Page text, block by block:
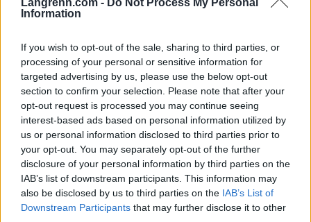
Langrenn.com - Do Not Process My Personal
Information
If you wish to opt-out of the sale, sharing to third parties, or
processing of your personal or sensitive information for
targeted advertising by us, please use the below opt-out
section to confirm your selection. Please note that after your
opt-out request is processed you may continue seeing
interest-based ads based on personal information utilized by
us or personal information disclosed to third parties prior to
your opt-out. You may separately opt-out of the further
disclosure of your personal information by third parties on the
IAB’s list of downstream participants. This information may
also be disclosed by us to third parties on the IAB’s List of
Downstream Participants that may further disclose it to other
kontanter har forsvunnet, og Lou Jeanmonnot har
Men ingen av disse har anmeldt noe formelt, skrev
landslaget på sinnettsidefredag kveld.
Kan få enorme konsekvenser
Det franske skiforbundet (FFS) skal nå vurdere
hva de skal foreta seg i saken. sier i en
pressemelding umiddelbart etter rettsaken på 24.
oktober at de «noterer seg dommen, og skal kalle
inn disiplinærutvalget sitt og avgjøre hva som skal
skje fra nasjonalt disiplinærnivå.»